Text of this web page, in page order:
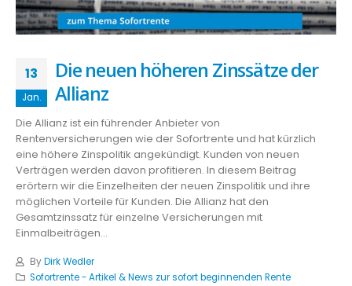
13
Jan.
Die neuen höheren Zinssätze der
Allianz
Die Allianz ist ein führender Anbieter von
Rentenversicherungen wie der Sofortrente und hat kürzlich
eine höhere Zinspolitik angekündigt. Kunden von neuen
Verträgen werden davon profitieren. In diesem Beitrag
erörtern wir die Einzelheiten der neuen Zinspolitik und ihre
möglichen Vorteile für Kunden. Die Allianz hat den
Gesamtzinssatz für einzelne Versicherungen mit
Einmalbeiträgen...
ByDirk Wedler
Sofortrente - Artikel & News zur sofort beginnenden Rente